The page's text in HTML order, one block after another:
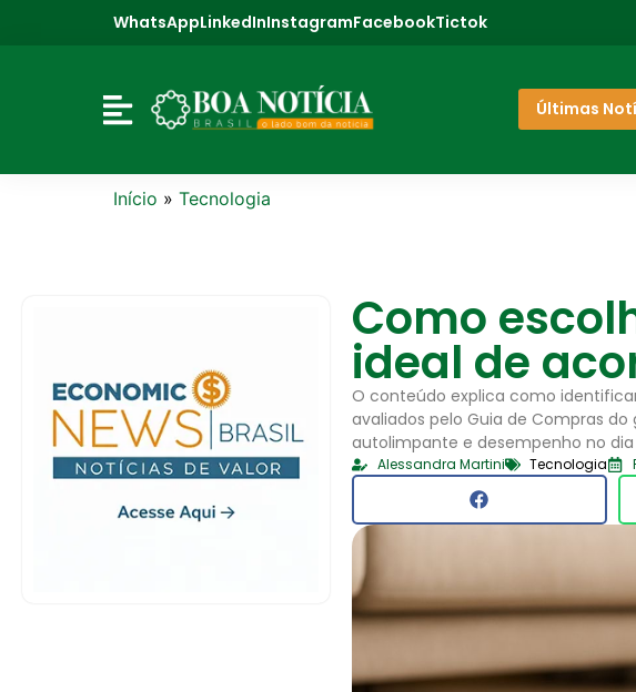
WhatsAppLinkedInInstagramFacebookTictok
Últimas
Início » Tecnologia
Como
ideal de
O conteúdo explica como
avaliados pelo Guia de Compras
autolimpante e desempenho no dia
Alessandra Martini Tecnologia